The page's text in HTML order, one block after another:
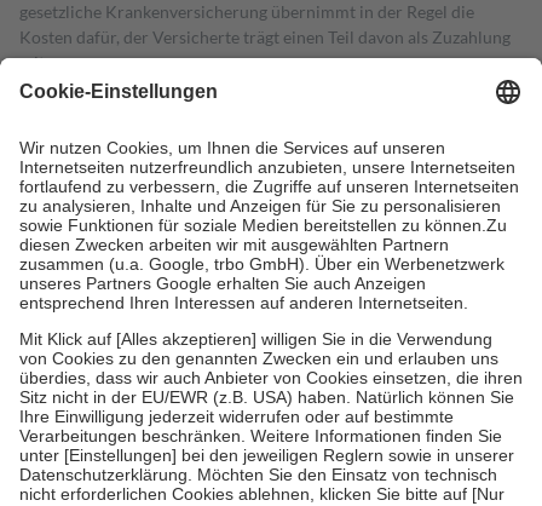
gesetzliche Krankenversicherung übernimmt in der Regel die
Kosten dafür, der Versicherte trägt einen Teil davon als Zuzahlung
mit.
Grundsätzlich leisten Mitglieder Zuzahlungen in Höhe von zehn
höchstens zehn Euro.
Es sind jedoch nie mehr als die tatsächlichen
Kosten der Leistung zu entrichten.
Diese Regeln gelten grundsätzlich auch für Online-Apotheken.
Bei Heilmitteln und häuslicher Krankenpflege beträgt die
Zuzahlung zehn Prozent der Kosten sowie zehn Euro je
Verordnung.
Um das Engagement der Versicherten für ihre eigene Gesundheit zu
stärken und die besondere Stellung der Familie zu unterstützen,
fallenkeine Zuzahlungenan bei:
• Kindern und Jugendlichen bis zum vollendeten 18. Lebensjahr
mit Ausnahme der Fahrkosten
• Untersuchungen zur Vorsorge und Früherkennung, die von der
GKV getragen werden
• empfohlenen Schutzimpfungen
• Harn- und Blutteststreifen